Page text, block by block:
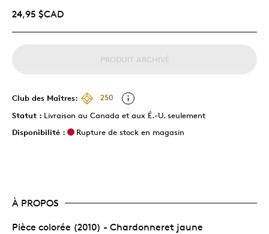
24,95 $CAD
PRODUIT ARCHIVÉ
Club des Maîtres:
250
Statut : Livraison au Canada et aux É.-U. seulement
Disponibilité :
Rupture de stock en magasin
À PROPOS
Pièce colorée (2010) - Chardonneret jaune